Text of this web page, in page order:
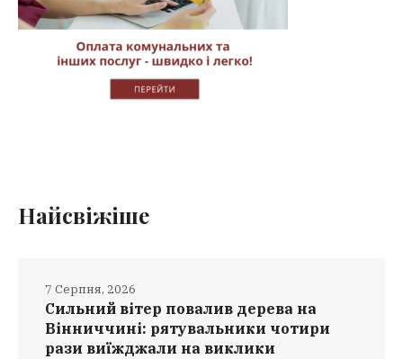
Найсвіжіше
Сильний вітер повалив дерева на
Вінниччині: рятувальники чотири
рази виїжджали на виклики
7 Серпня, 2026